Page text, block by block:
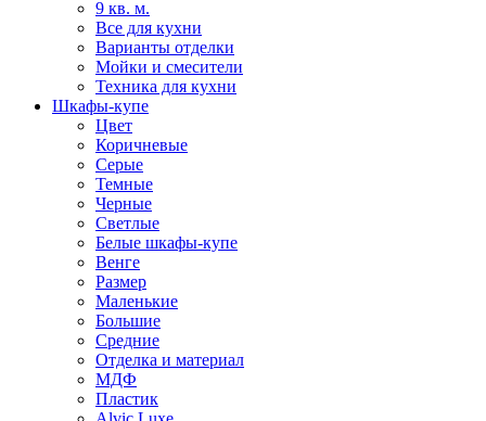
9 кв. м.
Все для кухни
Варианты отделки
Мойки и смесители
Техника для кухни
Шкафы-купе
Цвет
Коричневые
Серые
Темные
Черные
Светлые
Белые шкафы-купе
Венге
Размер
Маленькие
Большие
Средние
Отделка и материал
МДФ
Пластик